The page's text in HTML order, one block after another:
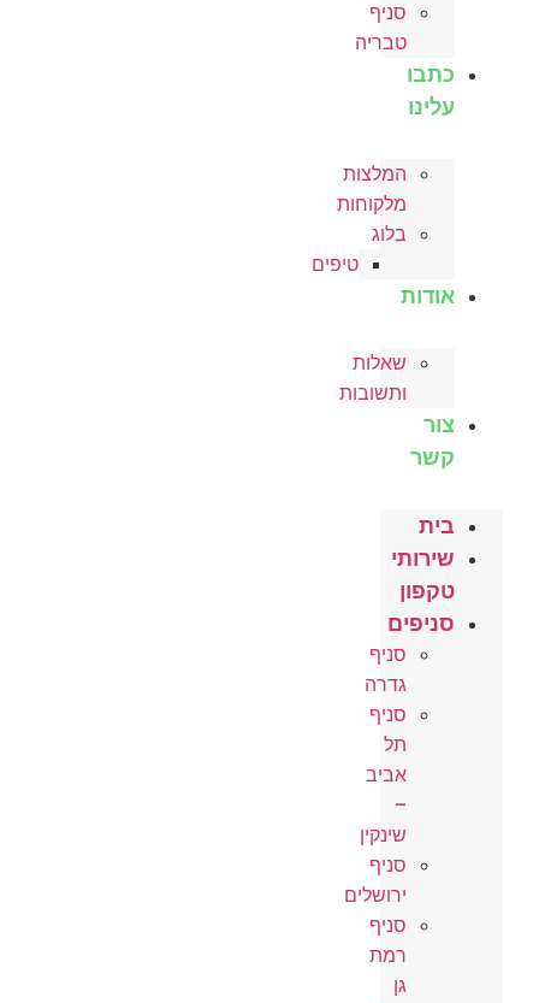
סניף
טבריה
כתבו
עלינו
המלצות
מלקוחות
בלוג
טיפים
אודות
שאלות
ותשובות
צור
קשר
בית
שירותי
טקפון
סניפים
סניף
גדרה
סניף
תל
אביב
–
שינקין
סניף
ירושלים
סניף
רמת
גן